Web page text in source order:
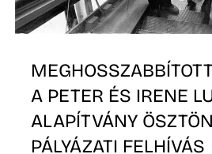
A PETER ÉS IRENE
ALAPÍTVÁNY
PÁLYÁZATI FELHÍVÁS